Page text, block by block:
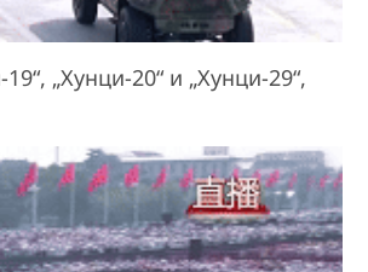
„Хунци-20“ и „Хунци-29“,